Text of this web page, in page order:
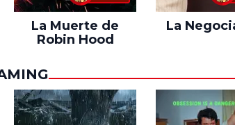
La Muerte de
Robin Hood
La